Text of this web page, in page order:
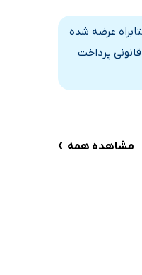
عرضه شده
پرداخت
مشاهده همه ›